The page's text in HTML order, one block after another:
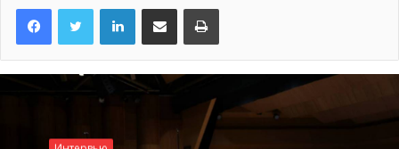
LinkedInПоделиться по электронной почте Распечатать